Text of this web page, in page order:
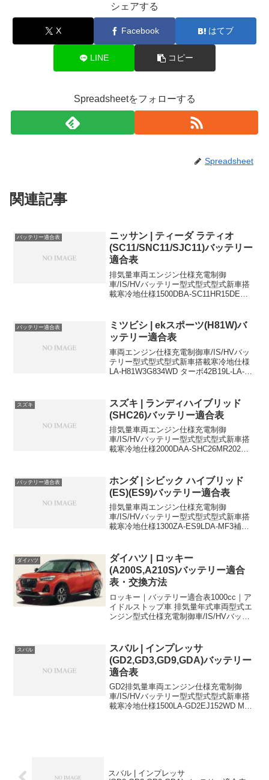
シェアする
X Facebook はてブ
LINE コピー
Spreadsheetをフォローする
Spreadsheet
関連記事
バッテリー適合表
ニッサン | ティーダ ラティオ
(SC11/SNC11/SJC11)バッテリー
適合表
排気量車両エンジン仕様充電制御
車/IS/HVバッテリー型式型式型式新車搭
載寒冷地仕様1500DBA-SC11HR15DE充
46B24L55B24L1...
バッテリー適合表
ミツビシ | ekスポーツ(H81W)バ
ッテリー適合表
車両エンジン仕様充電制御車/IS/HVバッ
テリー型式型式型式新車搭載寒冷地仕様
LA-H81W3G834WD ターボ42B19L-LA-
スズキ
スズキ | ランディハイブリッド
(SHC26)バッテリー適合表
排気量車両エンジン仕様充電制御
車/IS/HVバッテリー型式型式型式新車搭
載寒冷地仕様2000DAA-SHC26MR202個
るおすすめバッテリーはこ...
バッテリー適合表
ホンダ | シビック ハイブリッド
(ES)(ES9)バッテリー適合表
排気量車両エンジン仕様充電制御
車/IS/HVバッテリー型式型式型式新車搭
載寒冷地仕様1300ZA-ES9LDA-MF3補助
別)HV38B19L...
ダイハツ
ダイハツ | ロッキー
(A200S,A210S)バッテリー適合
表・交換方法
ロッキー｜バッテリー適合表1000cc｜ア
イドルストップ車 排気量年式車両型式エ
ンジン型式仕様充電制御車/IS/HVバッテ
A200S1KR-VET2WDISM-...
スバル
スバル | インプレッサ
(GD2,GD3,GD9,GDA)バッテリー
適合表
GD2排気量車両エンジン仕様充電制御
車/IS/HVバッテリー型式型式型式新車搭
載寒冷地仕様1500LA-GD2EJ152WD MT-
スバル | インプレッサ